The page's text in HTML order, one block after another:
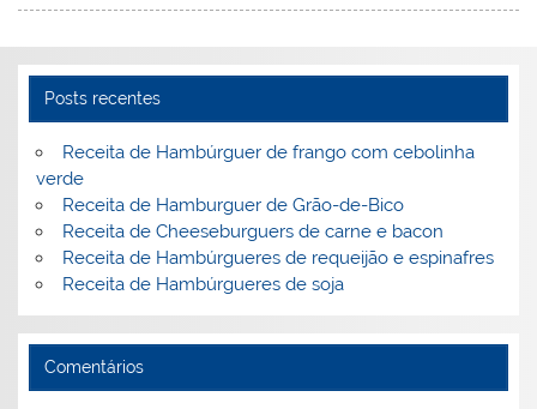
Posts recentes
Receita de Hambúrguer de frango com cebolinha
verde
Receita de Hamburguer de Grão-de-Bico
Receita de Cheeseburguers de carne e bacon
Receita de Hambúrgueres de requeijão e espinafres
Receita de Hambúrgueres de soja
Comentários